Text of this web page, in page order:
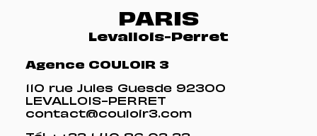
PARIS
Levallois-Perret
Agence COULOIR 3
110 rue Jules Guesde 92300
LEVALLOIS-PERRET
contact@couloir3.com